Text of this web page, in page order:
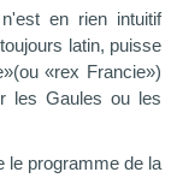
en rien intuitif
latin, puisse
«rex Francie»)
les Gaules ou les
le programme de la